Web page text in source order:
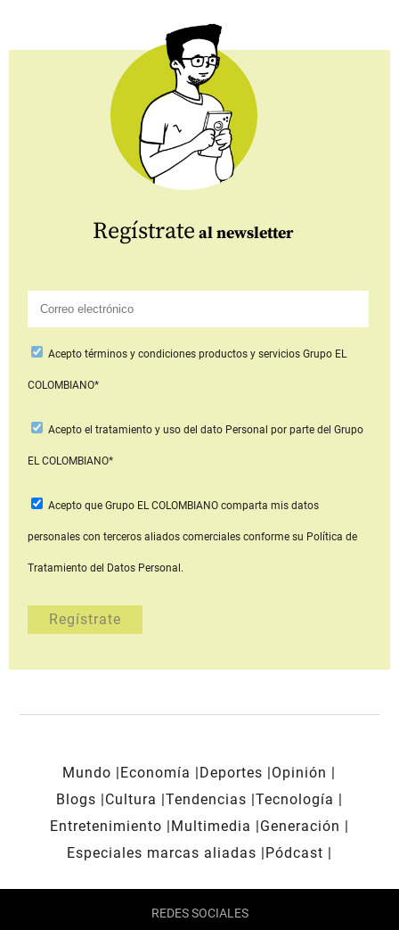
Regístrate al newsletter
Aceptotérminos y condiciones productos y serviciosGrupo EL
COLOMBIANO*
Acepto el tratamiento y uso del dato Personal por parte del Grupo
EL COLOMBIANO*
Acepto que Grupo EL COLOMBIANOcomparta mis datos
personales con terceros aliados comerciales conforme su Política de
Tratamiento del Datos Personal.
Mundo Economía Deportes
Opinión
Blogs
Cultura Tendencias Tecnología
Entretenimiento
Multimedia
Generación
Especiales marcas aliadas
Pódcast
REDES SOCIALES